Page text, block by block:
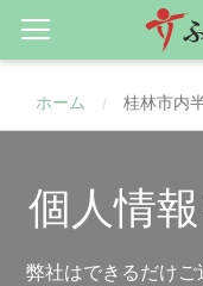
ホーム / 桂林市内
個人情
弊社はできるだけ